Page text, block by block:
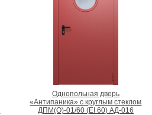
Однопольная дверь
«Антипаника» с круглым стеклом
ДПМ(О)-01/60 (EI 60) АД-016